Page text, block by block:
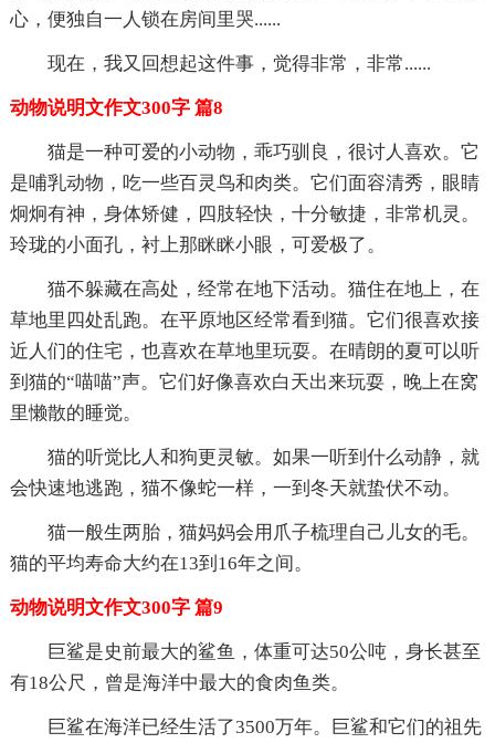
心，便独自一人锁在房间里哭......
现在，我又回想起这件事，觉得非常，非常......
动物说明文作文300字 篇8
猫是一种可爱的小动物，乖巧驯良，很讨人喜欢。它
是哺乳动物，吃一些百灵鸟和肉类。它们面容清秀，眼睛
炯炯有神，身体矫健，四肢轻快，十分敏捷，非常机灵。
玲珑的小面孔，衬上那眯眯小眼，可爱极了。
猫不躲藏在高处，经常在地下活动。猫住在地上，在
草地里四处乱跑。在平原地区经常看到猫。它们很喜欢接
近人们的住宅，也喜欢在草地里玩耍。在晴朗的夏可以听
到猫的“喵喵”声。它们好像喜欢白天出来玩耍，晚上在窝
里懒散的睡觉。
猫的听觉比人和狗更灵敏。如果一听到什么动静，就
会快速地逃跑，猫不像蛇一样，一到冬天就蛰伏不动。
猫一般生两胎，猫妈妈会用爪子梳理自己儿女的毛。
猫的平均寿命大约在13到16年之间。
动物说明文作文300字 篇9
巨鲨是史前最大的鲨鱼，体重可达50公吨，身长甚至
有18公尺，曾是海洋中最大的食肉鱼类。
巨鲨在海洋已经生活了3500万年。巨鲨和它们的祖先